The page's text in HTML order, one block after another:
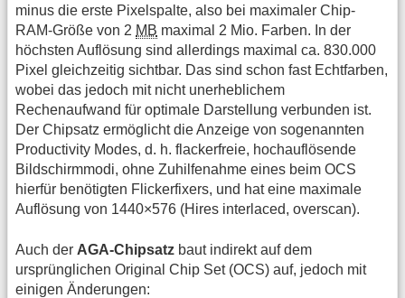
minus die erste Pixelspalte, also bei maximaler Chip-
RAM-Größe von 2 MB maximal 2 Mio. Farben. In der
höchsten Auflösung sind allerdings maximal ca. 830.000
Pixel gleichzeitig sichtbar. Das sind schon fast Echtfarben,
wobei das jedoch mit nicht unerheblichem
Rechenaufwand für optimale Darstellung verbunden ist.
Der Chipsatz ermöglicht die Anzeige von sogenannten
Productivity Modes, d. h. flackerfreie, hochauflösende
Bildschirmmodi, ohne Zuhilfenahme eines beim OCS
hierfür benötigten Flickerfixers, und hat eine maximale
Auflösung von 1440×576 (Hires interlaced, overscan).
Auch der AGA-Chipsatz baut indirekt auf dem
ursprünglichen Original Chip Set (OCS) auf, jedoch mit
einigen Änderungen: